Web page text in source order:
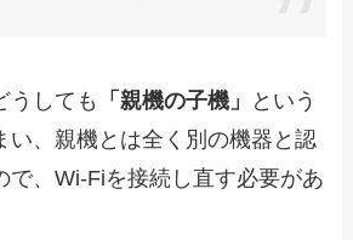
うしても 「親機の子機」
という
い、親機とは全く別の機器と認
で、Wi-Fiを接続し直す必要があ